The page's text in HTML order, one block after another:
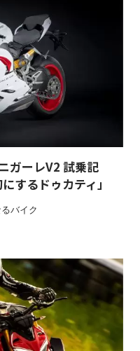
ガーレV2 試乗記
するドゥカティ」
バイク